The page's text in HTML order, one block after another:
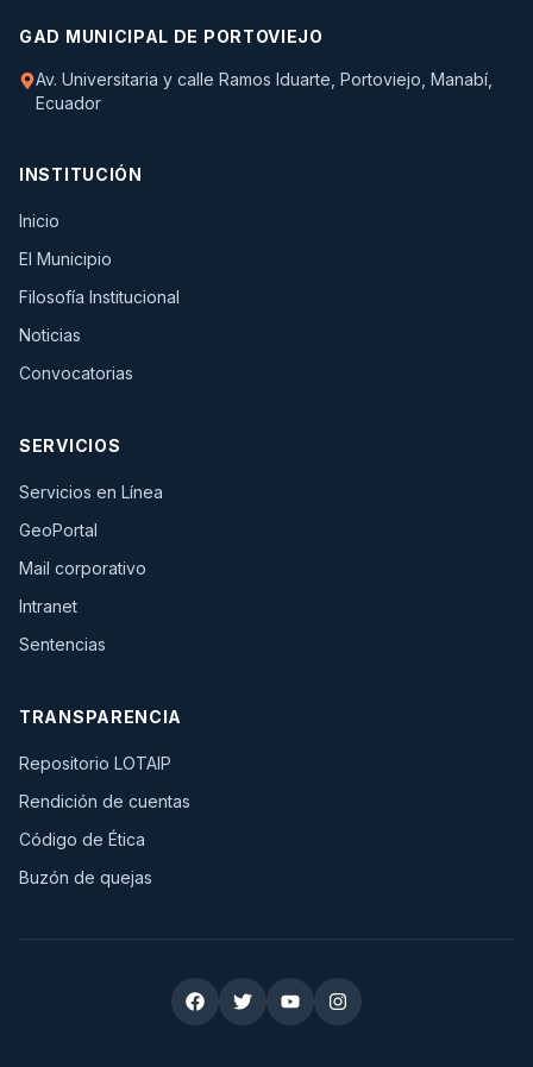
GAD MUNICIPAL DE PORTOVIEJO
Av. Universitaria y calle Ramos Iduarte, Portoviejo, Manabí,
Ecuador
INSTITUCIÓN
Inicio
El Municipio
Filosofía Institucional
Noticias
Convocatorias
SERVICIOS
Servicios en Línea
GeoPortal
Mail corporativo
Intranet(se abre en una pestaña nueva)
Sentencias
TRANSPARENCIA
Repositorio LOTAIP
Rendición de cuentas
Código de Ética
Buzón de quejas